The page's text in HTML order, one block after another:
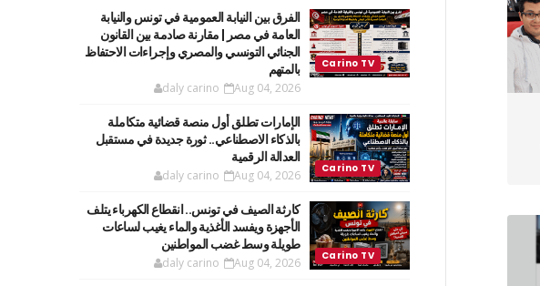
الفرق بين النيابة العمومية في تونس والنيابة
العامة في مصر | مقارنة صادمة بين القانون
الجنائي التونسي والمصري وإجراءات الاحتفاظ
بالمتهم
daly carino Aug 04, 2026
الإمارات تطلق أول منصة قضائية متكاملة
بالذكاء الاصطناعي.. ثورة جديدة في مستقبل
العدالة الرقمية
daly carino Aug 04, 2026
كارثة الصيف في تونس.. انقطاع الكهرباء يتلف
الأجهزة ويفسد الأغذية والماء يغيب لساعات
طويلة وسط غضب المواطنين
daly carino Aug 04, 2026